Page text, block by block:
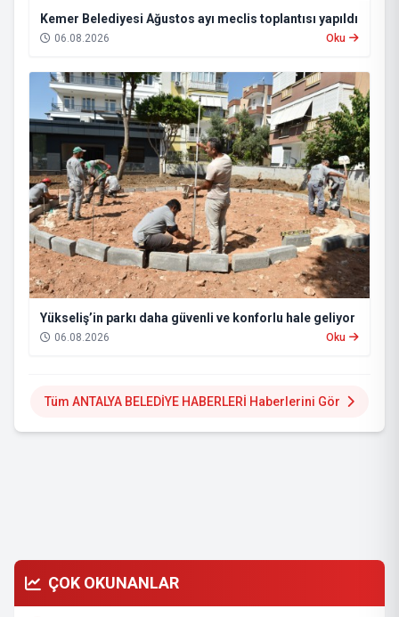
Kemer Belediyesi Ağustos ayı meclis toplantısı yapıldı
06.08.2026 Oku
Yükseliş’in parkı daha güvenli ve konforlu hale geliyor
06.08.2026 Oku
Tüm ANTALYA BELEDİYE HABERLERİ Haberlerini Gör
ÇOK OKUNANLAR